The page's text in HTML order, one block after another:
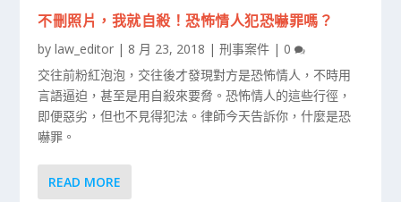
不刪照片，我就自殺！恐怖情人犯恐嚇罪嗎？
bylaw_editor | 8 月 23, 2018 |刑事案件 | 0
交往前粉紅泡泡，交往後才發現對方是恐怖情人，不時用
言語逼迫，甚至是用自殺來要脅。恐怖情人的這些行徑，
即便惡劣，但也不見得犯法。律師今天告訴你，什麼是恐
嚇罪。
READ MORE